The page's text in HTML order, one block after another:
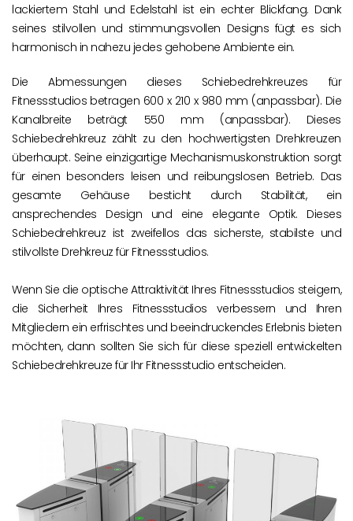
lackiertem Stahl und Edelstahl ist ein echter Blickfang. Dank
seines stilvollen und stimmungsvollen Designs fügt es sich
harmonisch in nahezu jedes gehobene Ambiente ein.
Die Abmessungen dieses Schiebedrehkreuzes für
Fitnessstudios betragen 600 x 210 x 980 mm (anpassbar). Die
Kanalbreite beträgt 550 mm (anpassbar). Dieses
Schiebedrehkreuz zählt zu den hochwertigsten Drehkreuzen
überhaupt. Seine einzigartige Mechanismuskonstruktion sorgt
für einen besonders leisen und reibungslosen Betrieb. Das
gesamte Gehäuse besticht durch Stabilität, ein
ansprechendes Design und eine elegante Optik. Dieses
Schiebedrehkreuz ist zweifellos das sicherste, stabilste und
stilvollste Drehkreuz für Fitnessstudios.
Wenn Sie die optische Attraktivität Ihres Fitnessstudios steigern,
die Sicherheit Ihres Fitnessstudios verbessern und Ihren
Mitgliedern ein erfrischtes und beeindruckendes Erlebnis bieten
möchten, dann sollten Sie sich für diese speziell entwickelten
Schiebedrehkreuze für Ihr Fitnessstudio entscheiden.